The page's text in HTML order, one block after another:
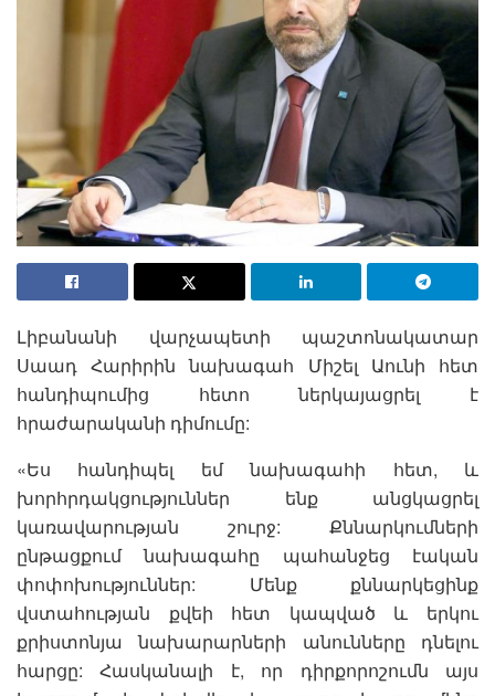
Լիբանանի վարչապետի պաշտոնակատար
Սաադ Հարիրին նախագահ Միշել Աունի հետ
հանդիպումից հետո ներկայացրել է
հրաժարականի դիմումը:
«Ես հանդիպել եմ նախագահի հետ, և
խորհրդակցություններ ենք անցկացրել
կառավարության շուրջ: Քննարկումների
ընթացքում նախագահը պահանջեց էական
փոփոխություններ: Մենք քննարկեցինք
վստահության քվեի հետ կապված և երկու
քրիստոնյա նախարարների անունները դնելու
հարցը: Հասկանալի է, որ դիրքորոշումն այս